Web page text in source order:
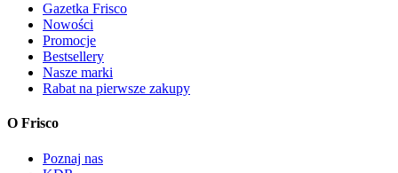
Gazetka Frisco
Nowości
Promocje
Bestsellery
Nasze marki
Rabat na pierwsze zakupy
O Frisco
Poznaj nas